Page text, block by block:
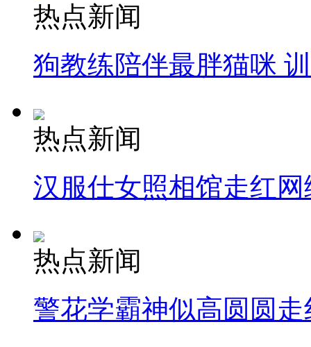
热点新闻
狗教练陪伴最胖猫咪
热点新闻
汉服仕女照相馆走红网
热点新闻
警花学霸神似高圆圆走